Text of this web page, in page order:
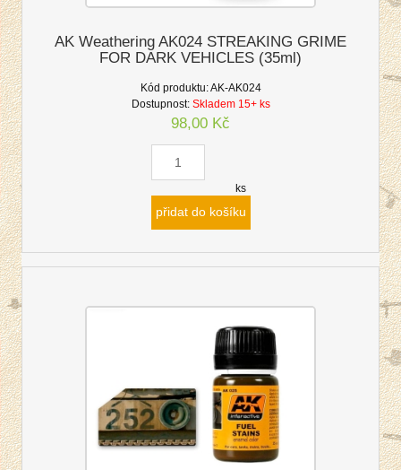
AK Weathering AK024 STREAKING GRIME
FOR DARK VEHICLES (35ml)
Kód produktu:AK-AK024
Dostupnost: Skladem 15+ ks
98,00 Kč
ks
přidat do košíku